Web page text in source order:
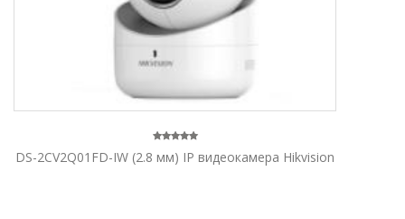
DS-2CV2Q01FD-IW (2.8 мм) IP видеокамера Hikvision